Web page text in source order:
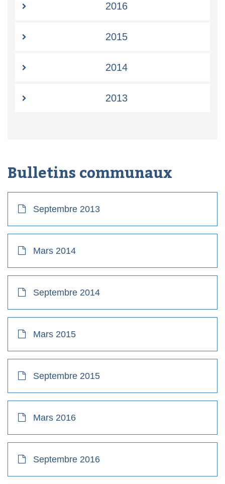
2016
2015
2014
2013
Bulletins communaux
Septembre 2013
Mars 2014
Septembre 2014
Mars 2015
Septembre 2015
Mars 2016
Septembre 2016